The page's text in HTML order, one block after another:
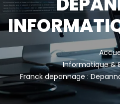
Informatique &
Franck depannage :